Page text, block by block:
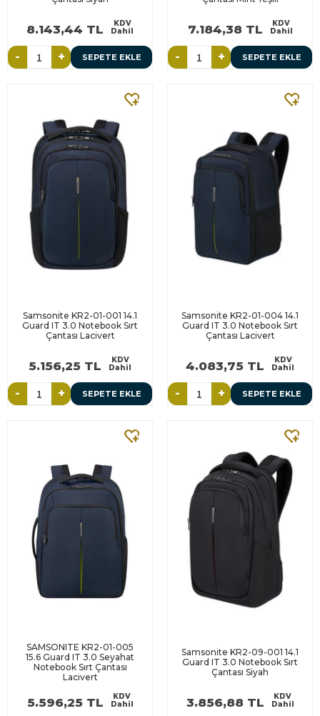
8.143,44 TL
KDV
Dahil
- + SEPETE EKLE
7.184,38 TL
KDV
Dahil
- + SEPETE EKLE
Samsonite KR2-01-001 14.1
Guard IT 3.0 Notebook Sırt
Çantası Lacivert
5.156,25 TL
KDV
Dahil
- + SEPETE EKLE
Samsonite KR2-01-004 14.1
Guard IT 3.0 Notebook Sırt
Çantası Lacivert
4.083,75 TL
KDV
Dahil
- + SEPETE EKLE
SAMSONITE KR2-01-005
15.6 Guard IT 3.0 Seyahat
Notebook Sırt Çantası
Lacivert
5.596,25 TL
KDV
Dahil
Samsonite KR2-09-001 14.1
Guard IT 3.0 Notebook Sırt
Çantası Siyah
3.856,88 TL
KDV
Dahil